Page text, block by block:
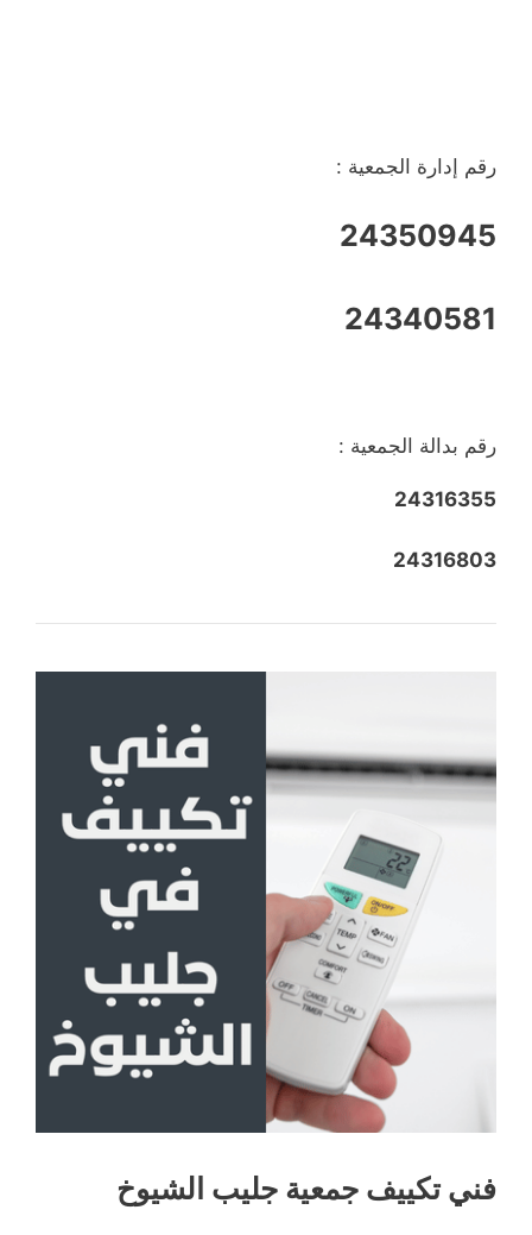
رقم إدارة الجمعية :
24350945
24340581
رقم بدالة الجمعية :
24316355
24316803
فني تكييف جمعية جليب الشيوخ